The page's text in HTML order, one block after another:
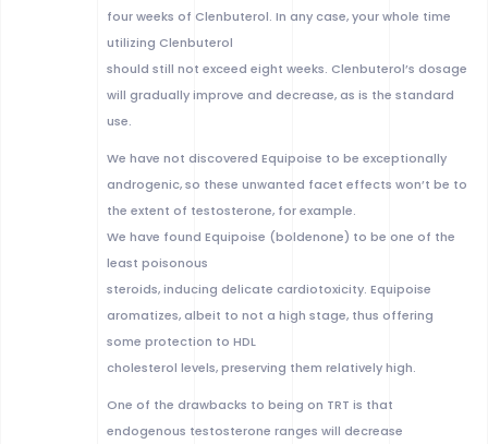
four weeks of Clenbuterol. In any case, your whole time
utilizing Clenbuterol
should still not exceed eight weeks. Clenbuterol’s dosage
will gradually improve and decrease, as is the standard
use.
We have not discovered Equipoise to be exceptionally
androgenic, so these unwanted facet effects won’t be to
the extent of testosterone, for example.
We have found Equipoise (boldenone) to be one of the
least poisonous
steroids, inducing delicate cardiotoxicity. Equipoise
aromatizes, albeit to not a high stage, thus offering
some protection to HDL
cholesterol levels, preserving them relatively high.
One of the drawbacks to being on TRT is that
endogenous testosterone ranges will decrease